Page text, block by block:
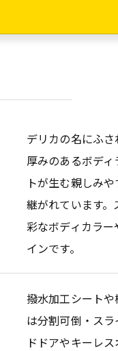
デリカの名にふ
厚みのあるボデ
トが生む親しみ
継がれています
彩なボディカラ
インです。
撥水加工シート
は分割可倒・ス
ドドアやキーレ